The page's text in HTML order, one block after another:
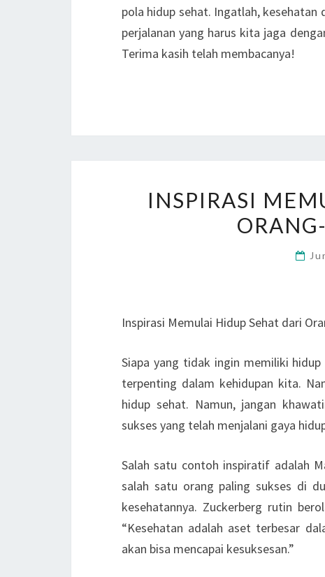
pola hidup sehat. Ingatlah,
perjalanan yang harus kita jaga
Terima kasih telah membacanya!
INSPIRASI
Inspirasi Memulai Hidup Sehat dari
Siapa yang tidak ingin memiliki
terpenting dalam kehidupan kita.
hidup sehat. Namun, jangan
sukses yang telah menjalani gaya
Salah satu contoh inspiratif adalah
salah satu orang paling sukses di
kesehatannya. Zuckerberg rutin
“Kesehatan adalah aset terbesar
akan bisa mencapai kesuksesan.”